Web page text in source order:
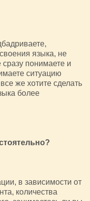
языка, не
сразу понимаете и
ситуацию
же хотите сделать
более
в зависимости от
количества